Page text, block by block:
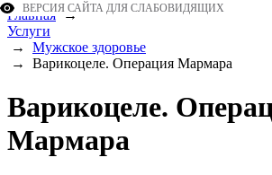
ВЕРСИЯ САЙТА ДЛЯ СЛАБОВИДЯЩИХ
Главная→
Услуги
→ Мужское здоровье
→ Варикоцеле. Операция Мармара
Варикоцеле.
Мармара